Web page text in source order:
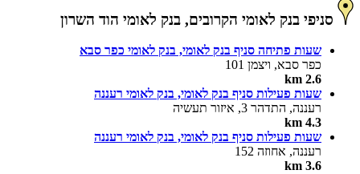
סניפי בנק לאומי הקרובים, בנק לאומי הוד השרון
שעות פתיחה סניף בנק לאומי, בנק לאומי כפר סבא
כפר סבא, ויצמן 101
2.6 km
שעות פעילות סניף בנק לאומי, בנק לאומי רעננה
רעננה, התדהר 3, איזור תעשיה
4.3 km
שעות פעילות סניף בנק לאומי, בנק לאומי רעננה
רעננה, אחוזה 152
3.6 km